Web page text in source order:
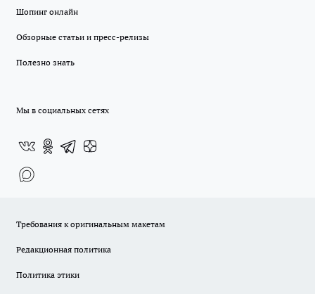
Шопинг онлайн
Обзорные статьи и пресс-релизы
Полезно знать
Мы в социальных сетях
Требования к оригинальным макетам
Редакционная политика
Политика этики